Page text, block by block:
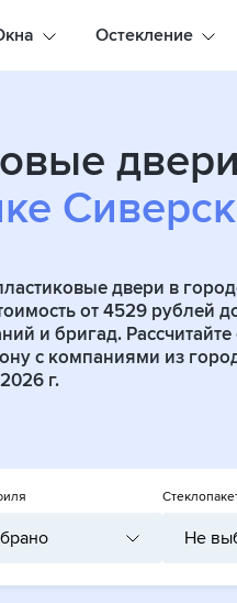
Остекление
двери в
от 4529 рублей
и бригад. Рассчитайте
с компаниями из
г.
Не